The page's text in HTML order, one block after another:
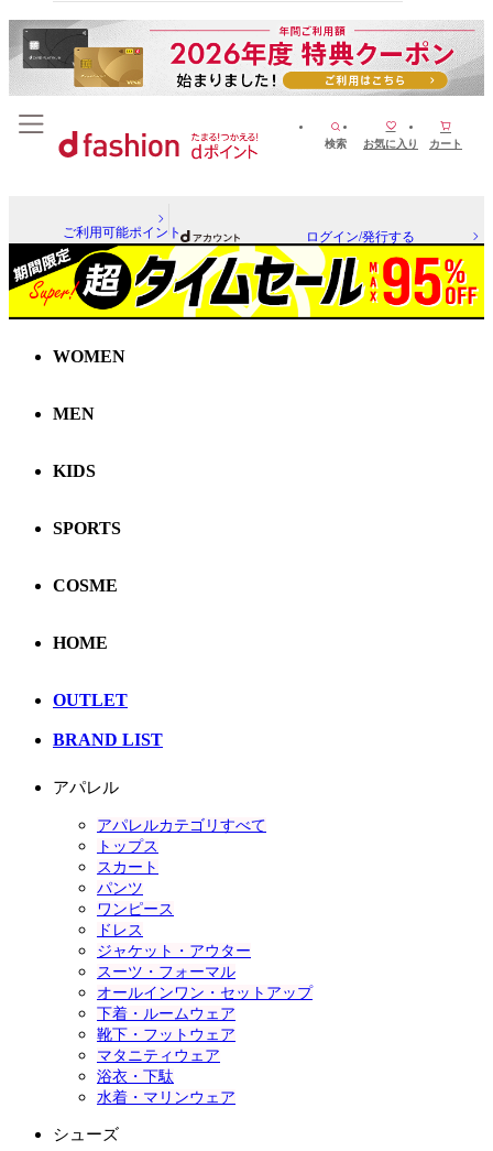
検索 お気に入り カート
ご利用可能ポイント ログイン/発行する
WOMEN
MEN
KIDS
SPORTS
COSME
HOME
OUTLET
BRAND LIST
アパレル
アパレルカテゴリすべて
トップス
スカート
パンツ
ワンピース
ドレス
ジャケット・アウター
スーツ・フォーマル
オールインワン・セットアップ
下着・ルームウェア
靴下・フットウェア
マタニティウェア
浴衣・下駄
水着・マリンウェア
シューズ